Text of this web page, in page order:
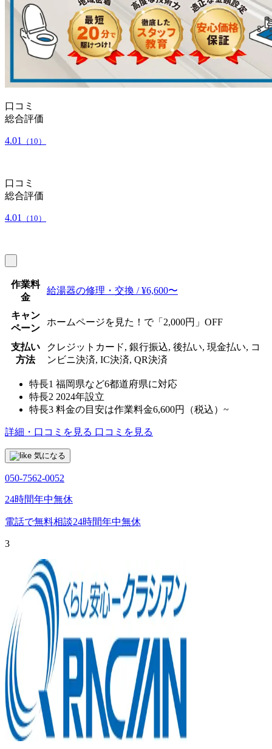
口コミ
総合評価
4.01 （10）
口コミ
総合評価
4.01 （10）
作業料
金
給湯器の修理・交換 / ¥6,600〜
キャン
ペーン
ホームページを見た！で「2,000円」OFF
支払い
方法
クレジットカード, 銀行振込, 後払い, 現金払い, コ
ンビニ決済, IC決済, QR決済
特長1 福岡県など6都道府県に対応
特長2 2024年設立
特長3 料金の目安は作業料金6,600円（税込）~
詳細・口コミを見る 口コミを見る
気になる
050-7562-0052
24時間年中無休
電話で無料相談24時間年中無休
3